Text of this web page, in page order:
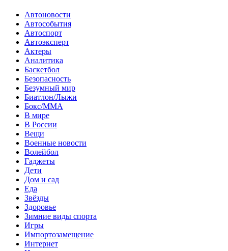
Автоновости
Автособытия
Автоспорт
Автоэксперт
Актеры
Аналитика
Баскетбол
Безопасность
Безумный мир
Биатлон/Лыжи
Бокс/MMA
В мире
В России
Вещи
Военные новости
Волейбол
Гаджеты
Дети
Дом и сад
Еда
Звёзды
Здоровье
Зимние виды спорта
Игры
Импортозамещение
Интернет